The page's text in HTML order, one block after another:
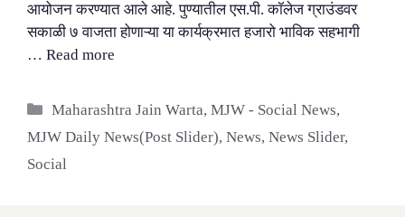
आयोजन करण्यात आले आहे. पुण्यातील एस.पी. कॉलेज ग्राउंडवर
सकाळी ७ वाजता होणाऱ्या या कार्यक्रमात हजारो भाविक सहभागी
… Read more
Categories
Maharashtra Jain Warta,MJW - Social News,
MJW Daily News(Post Slider), News, News Slider,
Social